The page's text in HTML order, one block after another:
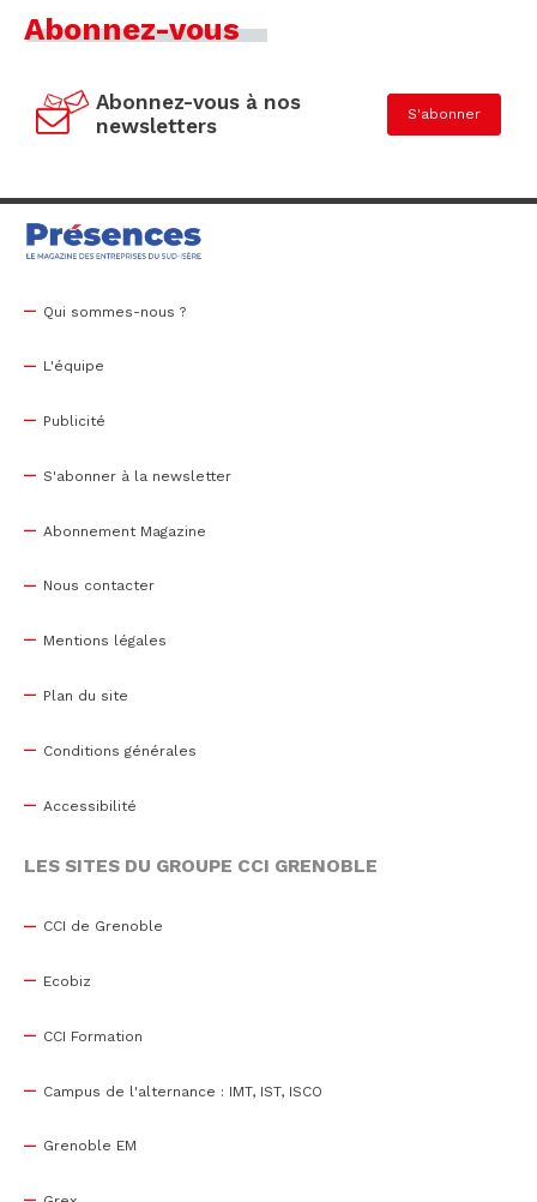
Abonnez-vous
Abonnez-vous à nos
newsletters
S'abonner
Qui sommes-nous ?
L'équipe
Publicité
S'abonner à la newsletter
Abonnement Magazine
Nous contacter
Mentions légales
Plan du site
Conditions générales
Accessibilité
LES SITES DU GROUPE CCI GRENOBLE
CCI de Grenoble
Ecobiz
CCI Formation
Campus de l'alternance : IMT, IST, ISCO
Grenoble EM